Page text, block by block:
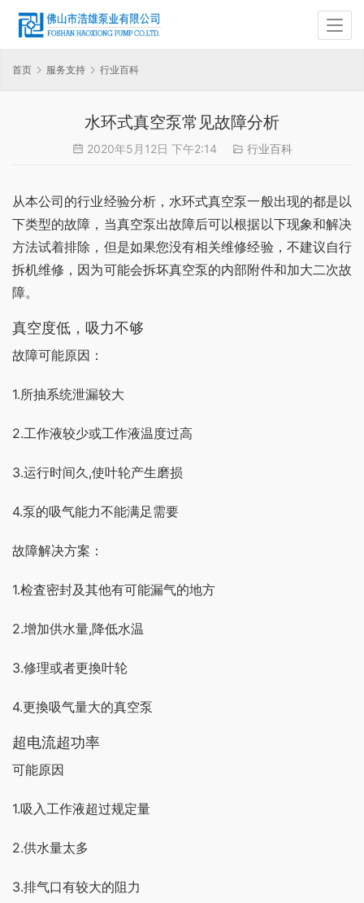
首页 服务支持 行业百科
水环式真空泵常见故障分析
2020年5月12日 下午2:14 行业百科
从本公司的行业经验分析，水环式真空泵一般出现的都是以
下类型的故障，当真空泵出故障后可以根据以下现象和解决
方法试着排除，但是如果您没有相关维修经验，不建议自行
拆机维修，因为可能会拆坏真空泵的内部附件和加大二次故
障。
真空度低，吸力不够
故障可能原因：
1.所抽系统泄漏较大
2.工作液较少或工作液温度过高
3.运行时间久,使叶轮产生磨损
4.泵的吸气能力不能满足需要
故障解决方案：
1.检査密封及其他有可能漏气的地方
2.增加供水量,降低水温
3.修理或者更換叶轮
4.更換吸气量大的真空泵
超电流超功率
可能原因
1.吸入工作液超过规定量
2.供水量太多
3.排气口有较大的阻力